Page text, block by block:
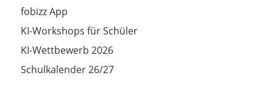
fobizz App
KI-Workshops für Schüler
KI-Wettbewerb 2026
Schulkalender 26/27